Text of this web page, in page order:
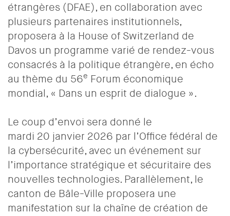
étrangères (DFAE), en collaboration avec
plusieurs partenaires institutionnels,
proposera à la House of Switzerland de
Davos un programme varié de rendez-vous
consacrés à la politique étrangère, en écho
au thème du 56e Forum économique
mondial, « Dans un esprit de dialogue ».
Le coup d’envoi sera donné le
mardi 20 janvier 2026 par l’Office fédéral de
la cybersécurité, avec un événement sur
l’importance stratégique et sécuritaire des
nouvelles technologies. Parallèlement, le
canton de Bâle-Ville proposera une
manifestation sur la chaîne de création de